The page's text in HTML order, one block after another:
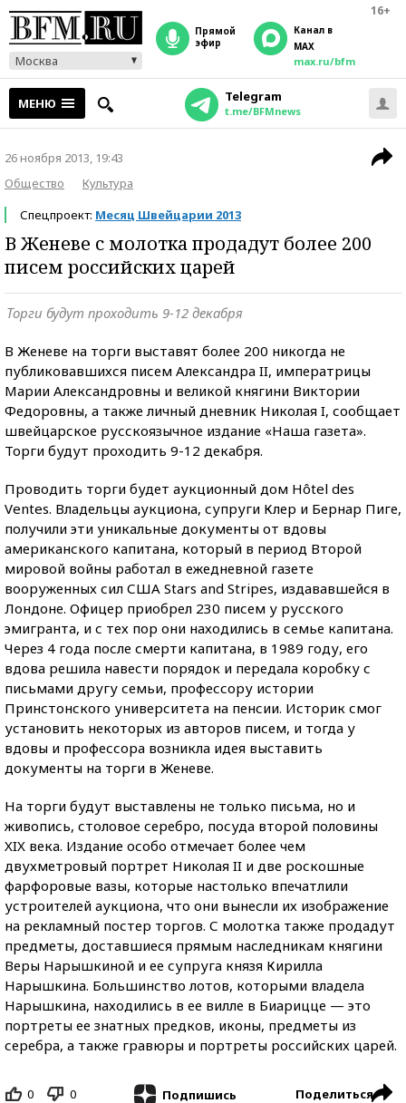
16+
Москва
прямой
эфир
Канал в
MAX
max.ru/bfm
МЕНЮ Telegram
t.me/BFMnews
26 ноября 2013, 19:43
Общество
Культура
Спецпроект: Месяц Швейцарии 2013
В Женеве с молотка продадут более 200
писем российских царей
Торги будут проходить 9-12 декабря
В Женеве на торги выставят более 200 никогда не
публиковавшихся писем Александра II, императрицы
Марии Александровны и великой княгини Виктории
Федоровны, а также личный дневник Николая I, сообщает
швейцарское русскоязычное издание «Наша газета».
Торги будут проходить 9-12 декабря.
Проводить торги будет аукционный дом Hôtel des
Ventes. Владельцы аукциона, супруги Клер и Бернар Пиге,
получили эти уникальные документы от вдовы
американского капитана, который в период Второй
мировой войны работал в ежедневной газете
вооруженных сил США Stars and Stripes, издававшейся в
Лондоне. Офицер приобрел 230 писем у русского
эмигранта, и с тех пор они находились в семье капитана.
Через 4 года после смерти капитана, в 1989 году, его
вдова решила навести порядок и передала коробку с
письмами другу семьи, профессору истории
Принстонского университета на пенсии. Историк смог
установить некоторых из авторов писем, и тогда у
вдовы и профессора возникла идея выставить
документы на торги в Женеве.
На торги будут выставлены не только письма, но и
живопись, столовое серебро, посуда второй половины
XIX века. Издание особо отмечает более чем
двухметровый портрет Николая II и две роскошные
фарфоровые вазы, которые настолько впечатлили
устроителей аукциона, что они вынесли их изображение
на рекламный постер торгов. С молотка также продадут
предметы, доставшиеся прямым наследникам княгини
Веры Нарышкиной и ее супруга князя Кирилла
Нарышкина. Большинство лотов, которыми владела
Нарышкина, находились в ее вилле в Биарицце — это
портреты ее знатных предков, иконы, предметы из
серебра, а также гравюры и портреты российских царей.
0 0 Подпишись Поделиться